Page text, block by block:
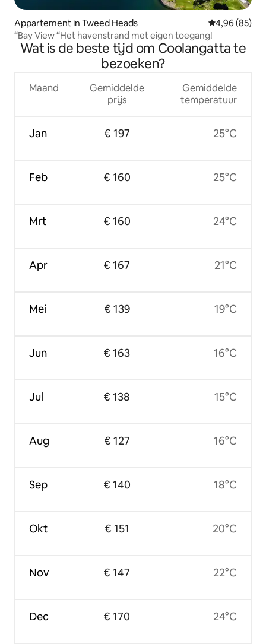
Appartement in Tweed Heads Gemiddelde
4,96 (85)
“Bay View “Het havenstrand met eigen toegang!
Wat is de beste tijd om Coolangatta te
bezoeken?
Maand
Jan
Feb
Mrt
Apr
Mei
Jun
Jul
Aug
Sep
Okt
Nov
Dec
Gemiddelde
prijs
€ 197
€ 160
€ 160
€ 167
€ 139
€ 163
€ 138
€ 127
€ 140
€ 151
€ 147
€ 170
Gemiddelde
temperatuur
25°C
25°C
24°C
21°C
19°C
16°C
15°C
16°C
18°C
20°C
22°C
24°C